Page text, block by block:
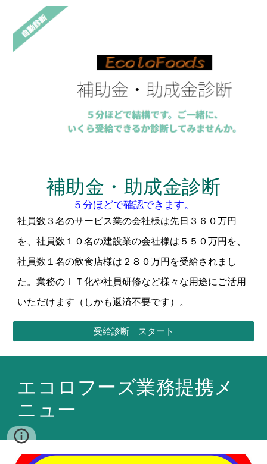
補助⾦・助成⾦診断
５分ほどで確認できます。
社員数３名のサービス業の会社様は先日３６０万円
を、社員数１０名の建設業の会社様は５５０万円を、
社員数１名の飲食店様は２８０万円を受給されまし
た。業務のＩＴ化や社員研修など様々な用途にご活用
いただけます（しかも返済不要です）。
受給診断 スタート
エコロフーズ業務提携メ
ニュー